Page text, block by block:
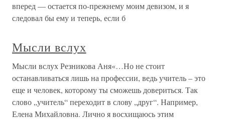
вперед — остается по-прежнему моим девизом, и я
следовал бы ему и теперь, если б
Мысли вслух
Мысли вслух Резникова Аня«…Но не стоит
останавливаться лишь на профессии, ведь учитель – это
еще и человек, которому ты сможешь довериться. Так
слово „учитель“ переходит в слову „друг“. Например,
Елена Михайловна. Лично я восхищаюсь этим